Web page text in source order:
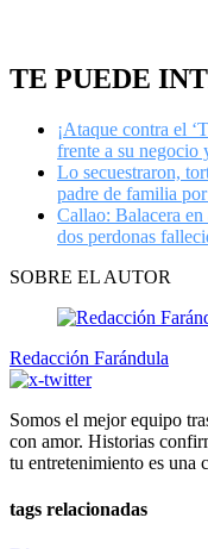
TE PUEDE
¡Ataque contra el
frente a su negocio
Lo secuestraron,
padre de familia
Callao: Balacera
dos perdonas
SOBRE EL AUTOR
Redacción Farándula
Somos el mejor equipo
con amor. Historias
tu entretenimiento es una
tags relacionadas